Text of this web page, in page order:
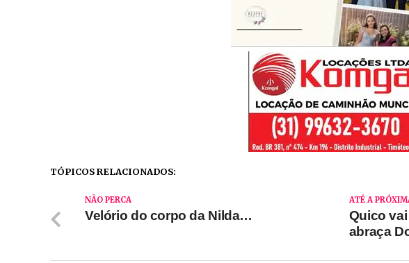
TÓPICOS RELACIONADOS:
ATÉ A
Quico
abraça
NÃO PERCA
Velório do corpo da Nilda…